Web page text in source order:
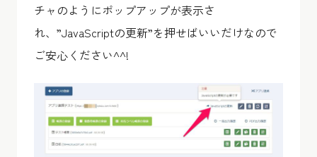
チャのようにポップアップが表示さ
れ、”JavaScriptの更新”を押せばいいだけなので
ご安心ください^^!